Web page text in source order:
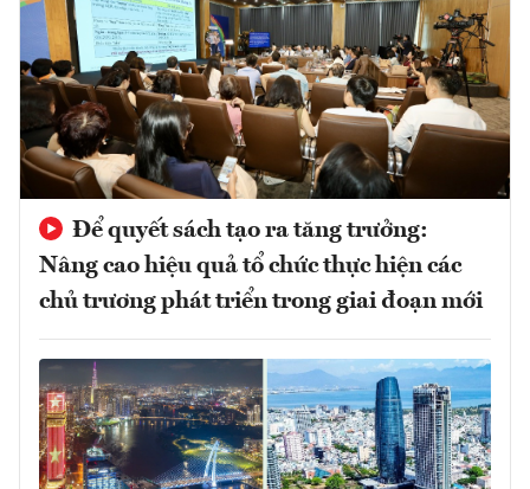
Để quyết sách tạo ra tăng trưởng:
Nâng cao hiệu quả tổ chức thực hiện các
chủ trương phát triển trong giai đoạn mới